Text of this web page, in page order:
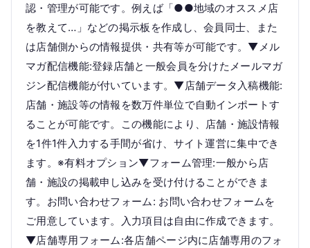
認・管理が可能です。例えば「●●地域のオススメ店
を教えて…」などの掲示板を作成し、会員同士、また
は店舗側からの情報提供・共有等が可能です。▼メル
マガ配信機能:登録店舗と一般会員を分けたメールマガ
ジン配信機能が付いています。▼店舗データ入稿機能:
店舗・施設等の情報を数万件単位で自動インポートす
ることが可能です。この機能により、店舗・施設情報
を1件1件入力する手間が省け、サイト運営に集中でき
ます。※有料オプション▼フォーム管理:一般から店
舗・施設の掲載申し込みを受け付けることができま
す。お問い合わせフォーム: お問い合わせフォームを
ご用意しています。入力項目は自由に作成できます。
▼店舗専用フォーム:各店舗ページ内に店舗専用のフォ